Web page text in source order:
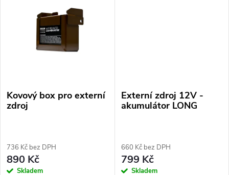
Kovový box pro externí
zdroj
736 Kč bez DPH
890 Kč
Skladem
Externí zdroj 12V -
akumulátor LONG
660 Kč bez DPH
799 Kč
Skladem